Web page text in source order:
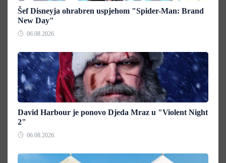
Šef Disneyja ohrabren uspjehom "Spider-Man: Brand
New Day"
06.08.2026.
David Harbour je ponovo Djeda Mraz u "Violent Night
2"
06.08.2026.